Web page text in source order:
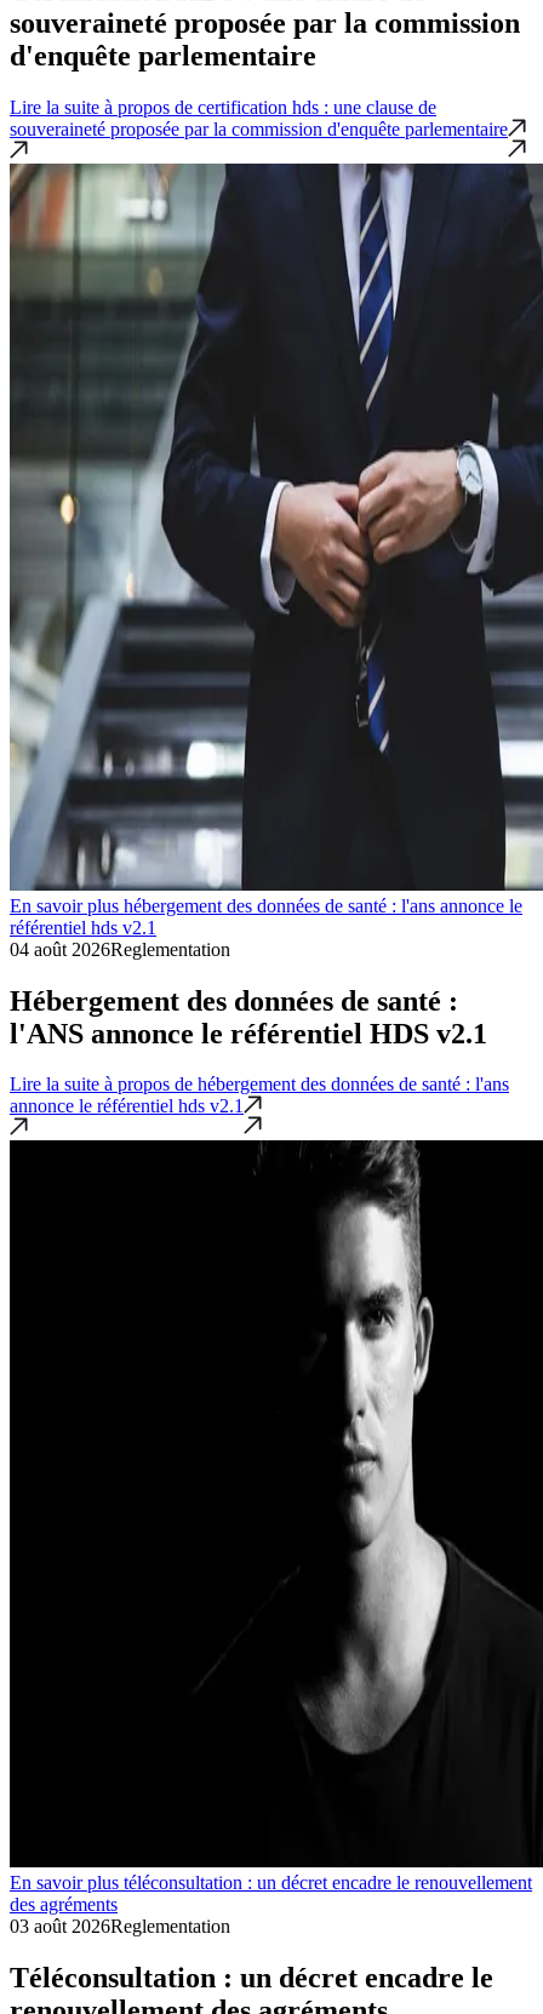
souveraineté proposée par la commission
d'enquête parlementaire
Lire la suite à propos de certification hds : une clause de
souveraineté proposée par la commission d'enquête parlementaire
En savoir plus hébergement des données de santé : l'ans annonce le
référentiel hds v2.1
04 août 2026Reglementation
Hébergement des données de santé :
l'ANS annonce le référentiel HDS v2.1
Lire la suite à propos de hébergement des données de santé : l'ans
annonce le référentiel hds v2.1
En savoir plus téléconsultation : un décret encadre le renouvellement
des agréments
03 août 2026Reglementation
Téléconsultation : un décret encadre le